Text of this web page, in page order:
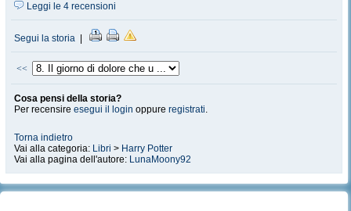
Leggi le 4 recensioni
Segui la storia
<<
Cosa pensi della storia?
Per recensire esegui il login oppure registrati.
Torna indietro
Vai alla categoria: Libri > Harry Potter
Vai alla pagina dell'autore: LunaMoony92